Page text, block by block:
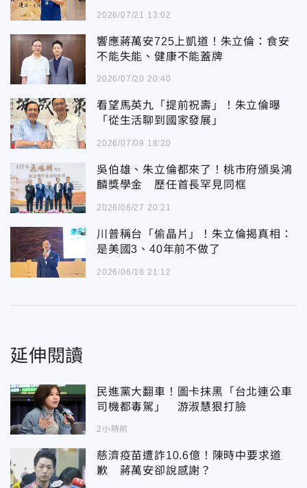
2026/07/21 13:02
響應蔣萬安725上凱道！朱立倫：食安
不能失能、健康不能蓋牌
2026/07/20 20:40
看望馬英九「提前祝壽」！朱立倫曝
「從生活聊到國家發展」
2026/07/09 18:20
吳伯雄、朱立倫都來了！桃市府頒吳鴻
麟獎學金 歷任首長罕見同框
2026/06/27 20:21
川普稱台「偷晶片」！朱立倫揭真相：
是美國3、40年前不做了
2026/06/18 21:12
延伸閱讀
民進黨大翻車！圖卡抹黑「台北連公車
司機都毒駕」 游淑慧狠打臉
2小時前
慈濟疫苗遭詐10.6億！陳時中要求道
歉 蔣萬安卻說感謝？